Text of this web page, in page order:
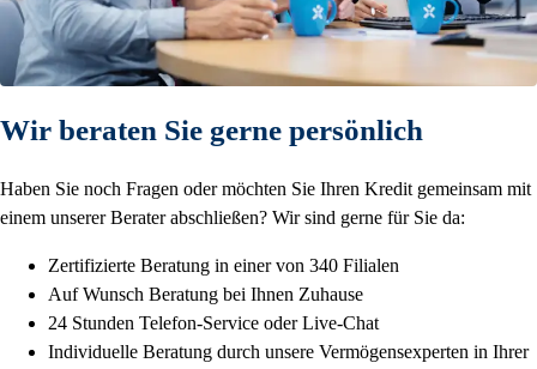
Wir beraten Sie gerne persönlich
Haben Sie noch Fragen oder möchten Sie Ihren Kredit gemeinsam mit
einem unserer Berater abschließen? Wir sind gerne für Sie da:
Zertifizierte Beratung in einer von 340 Filialen
Auf Wunsch Beratung bei Ihnen Zuhause
24 Stunden Telefon-Service oder Live-Chat
Individuelle Beratung durch unsere Vermögensexperten in Ihrer